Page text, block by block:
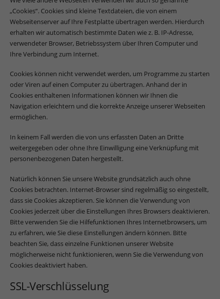
„Cookies“. Cookies sind kleine Textdateien, die von einem
Webseitenserver auf Ihre Festplatte übertragen werden. Hierdurch
erhalten wir automatisch bestimmte Daten wie z. B. IP-Adresse,
verwendeter Browser, Betriebssystem über Ihren Computer und
Ihre Verbindung zum Internet.
Cookies können nicht verwendet werden, um Programme zu starten
oder Viren auf einen Computer zu übertragen. Anhand der in
Cookies enthaltenen Informationen können wir Ihnen die
Navigation erleichtern und die korrekte Anzeige unserer Webseiten
ermöglichen.
In keinem Fall werden die von uns erfassten Daten an Dritte
weitergegeben oder ohne Ihre Einwilligung eine Verknüpfung mit
personenbezogenen Daten hergestellt.
Natürlich können Sie unsere Website grundsätzlich auch ohne
Cookies betrachten. Internet-Browser sind regelmäßig so eingestellt,
dass sie Cookies akzeptieren. Sie können die Verwendung von
Cookies jederzeit über die Einstellungen Ihres Browsers deaktivieren.
Bitte verwenden Sie die Hilfefunktionen Ihres Internetbrowsers, um
zu erfahren, wie Sie diese Einstellungen ändern können. Bitte
beachten Sie, dass einzelne Funktionen unserer Website
möglicherweise nicht funktionieren, wenn Sie die Verwendung von
Cookies deaktiviert haben.
SSL-Verschlüsselung